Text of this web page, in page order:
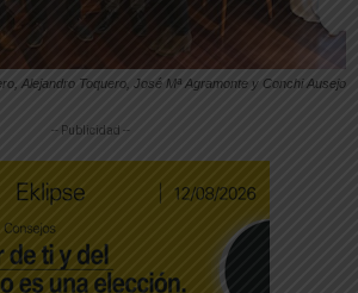
Alejandro Toquero, José Mª Agramonte y Conchi Ausejo
-- Publicidad --